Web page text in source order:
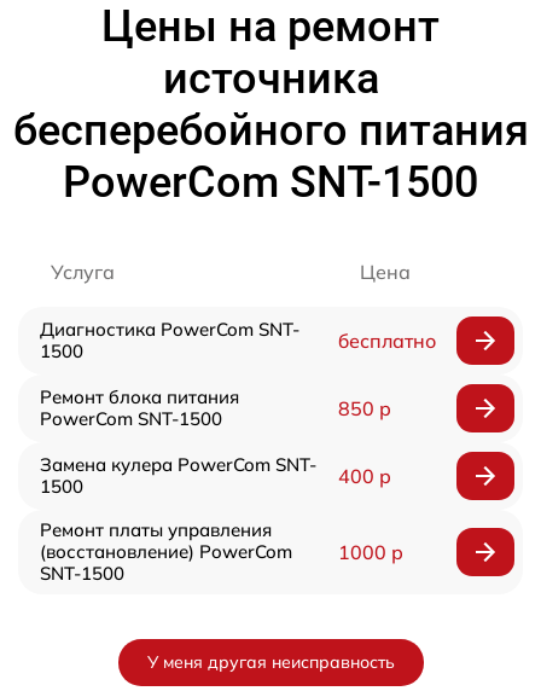
Цены на ремонт
источника
бесперебойного питания
PowerCom SNT-1500
Услуга Цена
Диагностика PowerCom SNT-
1500
бесплатно
Ремонт блока питания
PowerCom SNT-1500
850 р
Замена кулера PowerCom SNT-
1500
400 р
Ремонт платы управления
(восстановление) PowerCom
SNT-1500
1000 р
У меня другая неисправность